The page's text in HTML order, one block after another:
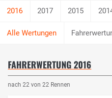
2017 2015
FAHRERWERTUNG 2016
nach 22 von 22 Rennen